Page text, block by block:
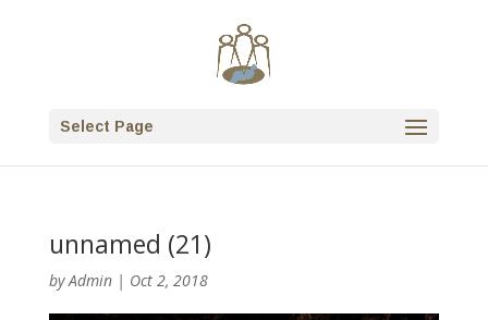
Select Page
unnamed (21)
byAdmin| Oct 2, 2018